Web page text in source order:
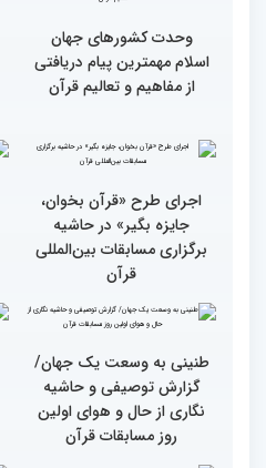
استقبال کم‌نظیر مردم از
غرفه پاسخگویی به سوالات
دوره مسابقات بین‌المللی
قرآن
وحدت کشورهای جهان
اسلام مهمترین پیام دریافتی
از مفاهیم و تعالیم قرآن
اجرای طرح «قرآن بخوان،
جایزه بگیر» در حاشیه